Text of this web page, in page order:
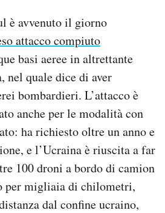
è avvenuto il giorno
attacco compiuto
basi aeree in altrettante
nel quale dice di aver
bombardieri. L’attacco è
anche per le modalità con
ha richiesto oltre un anno e
e l’Ucraina è riuscita a far
100 droni a bordo di camion
per migliaia di chilometri,
dal confine ucraino,